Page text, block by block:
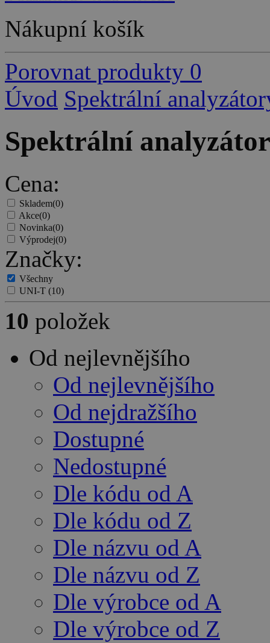
Nákupní košík
Porovnat produkty 0
Úvod Spektrální
Spektrální
Cena:
Skladem(0)
Akce(0)
Novinka(0)
Výprodej(0)
Značky:
Všechny
UNI-T (10)
10 položek
Od nejlevnějšího
Od nejlevnějšího
Od nejdražšího
Dostupné
Nedostupné
Dle kódu od A
Dle kódu od Z
Dle názvu od A
Dle názvu od Z
Dle výrobce od A
Dle výrobce od Z